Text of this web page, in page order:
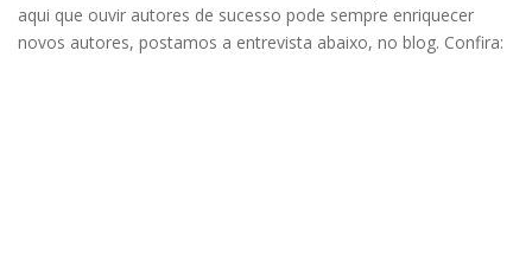
aqui que ouvir autores de sucesso pode sempre enriquecer
novos autores, postamos a entrevista abaixo, no blog. Confira: